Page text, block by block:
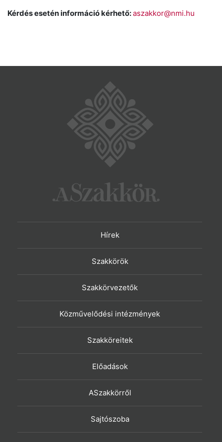
Kérdés esetén információ kérhető:aszakkor@nmi.hu
Hírek
Szakkörök
Szakkörvezetők
Közművelődési intézmények
Szakköreitek
Előadások
ASzakkörről
Sajtószoba